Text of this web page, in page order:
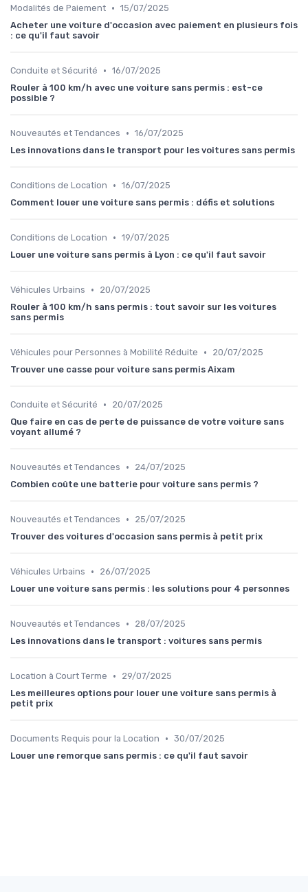
Modalités de Paiement • 15/07/2025
Acheter une voiture d'occasion avec paiement en plusieurs fois
: ce qu'il faut savoir
Conduite et Sécurité • 16/07/2025
Rouler à 100 km/h avec une voiture sans permis : est-ce
possible ?
Nouveautés et Tendances • 16/07/2025
Les innovations dans le transport pour les voitures sans permis
Conditions de Location • 16/07/2025
Comment louer une voiture sans permis : défis et solutions
Conditions de Location • 19/07/2025
Louer une voiture sans permis à Lyon : ce qu'il faut savoir
Véhicules Urbains •
20/07/2025
Rouler à 100 km/h sans permis : tout savoir sur les voitures
sans permis
Véhicules pour Personnes à Mobilité Réduite •
20/07/2025
Trouver une casse pour voiture sans permis Aixam
Conduite et Sécurité •
20/07/2025
Que faire en cas de perte de puissance de votre voiture sans
voyant allumé ?
Nouveautés et Tendances •
24/07/2025
Combien coûte une batterie pour voiture sans permis ?
Nouveautés et Tendances •
25/07/2025
Trouver des voitures d'occasion sans permis à petit prix
Véhicules Urbains •
26/07/2025
Louer une voiture sans permis : les solutions pour 4 personnes
Nouveautés et Tendances •
28/07/2025
Les innovations dans le transport : voitures sans permis
Location à Court Terme •
29/07/2025
Les meilleures options pour louer une voiture sans permis à
petit prix
Documents Requis pour la Location • 30/07/2025
Louer une remorque sans permis : ce qu'il faut savoir